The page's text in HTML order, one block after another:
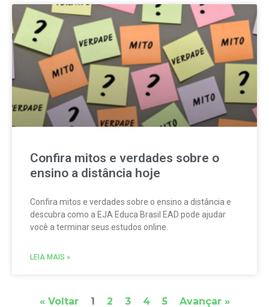
Confira mitos e verdades sobre o
ensino a distância hoje
Confira mitos e verdades sobre o ensino a distância e
descubra como a EJA Educa Brasil EAD pode ajudar
você a terminar seus estudos online.
LEIA MAIS »
« Voltar 1 2 3 4 5 Avançar »